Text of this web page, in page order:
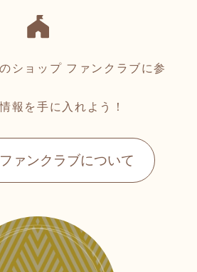
ショップ ファンクラブに参
報を手に入れよう！
ァンクラブについて